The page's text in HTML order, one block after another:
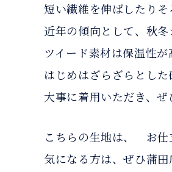
短い繊維を伸ばしたり
近年の傾向として、秋
ツイード素材は保温性
はじめはざらざらとし
大事に着用いただき、ぜ
こちらの生地は、 お仕
気になる方は、ぜひ蒲